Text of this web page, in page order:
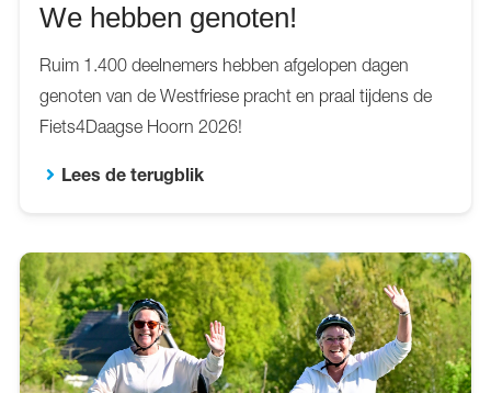
We hebben genoten!
Ruim 1.400 deelnemers hebben afgelopen dagen
genoten van de Westfriese pracht en praal tijdens de
Fiets4Daagse Hoorn 2026!
Lees de terugblik